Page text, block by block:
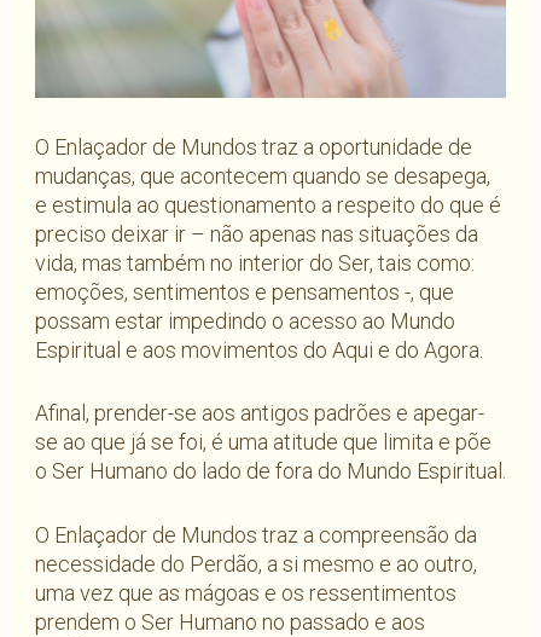
O Enlaçador de Mundos traz a oportunidade de
mudanças, que acontecem quando se desapega,
e estimula ao questionamento a respeito do que é
preciso deixar ir – não apenas nas situações da
vida, mas também no interior do Ser, tais como:
emoções, sentimentos e pensamentos -, que
possam estar impedindo o acesso ao Mundo
Espiritual e aos movimentos do Aqui e do Agora.
Afinal, prender-se aos antigos padrões e apegar-
se ao que já se foi, é uma atitude que limita e põe
o Ser Humano do lado de fora do Mundo Espiritual.
O Enlaçador de Mundos traz a compreensão da
necessidade do Perdão, a si mesmo e ao outro,
uma vez que as mágoas e os ressentimentos
prendem o Ser Humano no passado e aos